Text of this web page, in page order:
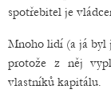
spotřebitel je
Mnoho lidí (a já byl
protože z něj
vlastníků kapitálu.